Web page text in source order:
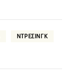
ΝΤΡΕΣΙΝΓΚ